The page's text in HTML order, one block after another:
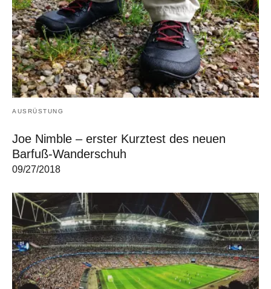
AUSRÜSTUNG
Joe Nimble – erster Kurztest des neuen
Barfuß-Wanderschuh
09/27/2018